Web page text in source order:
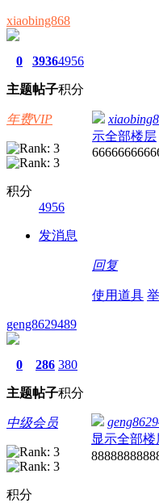
xiaobing868
0
主题
3936
帖子
4956
积分
年费VIP
积分
4956
发消息
示全部楼层
回复
使用道具
geng8629489
0
主题
286
帖子
380
积分
中级会员
积分
显示全部楼